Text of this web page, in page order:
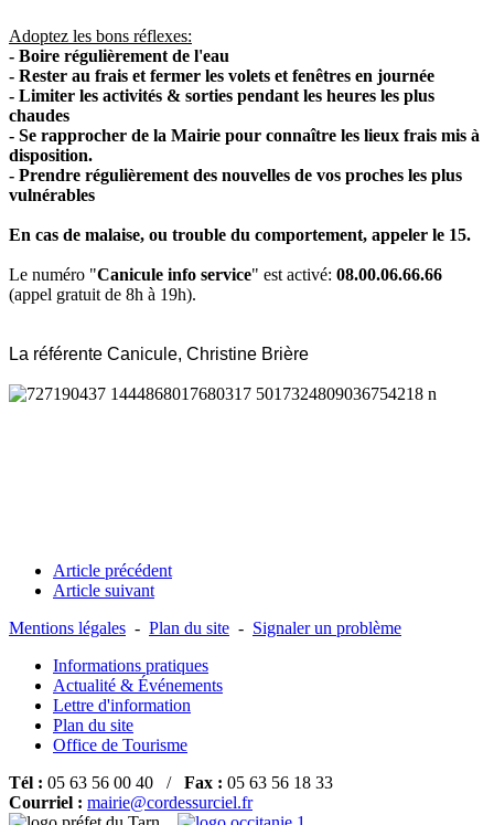
Adoptez les bons réflexes:
- Boire régulièrement de l'eau
- Rester au frais et fermer les volets et fenêtres en journée
- Limiter les activités & sorties pendant les heures les plus
chaudes
- Se rapprocher de la Mairie pour connaître les lieux frais mis à
disposition.
- Prendre régulièrement des nouvelles de vos proches les plus
vulnérables
En cas de malaise, ou trouble du comportement, appeler le 15.
Le numéro "Canicule info service" est activé: 08.00.06.66.66
(appel gratuit de 8h à 19h).
La référente Canicule, Christine Brière
Article précédent
Article suivant
Mentions légales - Plan du site - Signaler un problème
Informations pratiques
Actualité & Événements
Lettre d'information
Plan du site
Office de Tourisme
Tél : 05 63 56 00 40 / Fax : 05 63 56 18 33
Courriel : mairie@cordessurciel.fr